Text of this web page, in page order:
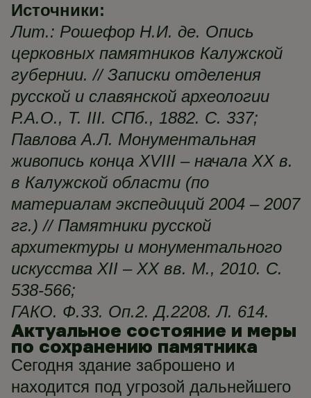
Источники:
Лит.: Рошефор Н.И. де. Опись
церковных памятников Калужской
губернии. // Записки отделения
русской и славянской археологии
Р.А.О., Т. III. СПб., 1882. С. 337;
Павлова А.Л. Монументальная
живопись конца XVIII – начала ХХ в.
в Калужской области (по
материалам экспедиций 2004 – 2007
гг.) // Памятники русской
архитектуры и монументального
искусства XII – XX вв. М., 2010. С.
538-566;
ГАКО. Ф.33. Оп.2. Д.2208. Л. 614.
Актуальное состояние и меры
по сохранению памятника
Сегодня здание заброшено и
находится под угрозой дальнейшего